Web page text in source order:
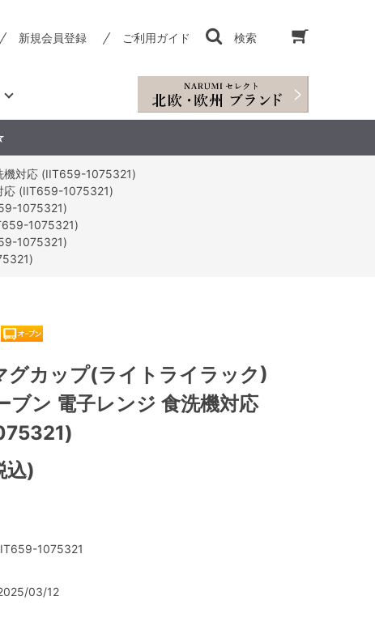
新規会員登録 ご利用ガイド 検索
機対応 (IIT659-1075321)
応 (IIT659-1075321)
1075321)
1075321)
1075321)
グカップ(ライトライラック)
ン 電子レンジ 食洗機対応
込)
1075321
03/12